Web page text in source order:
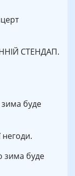
СТЕНДАП.
буде
зима буде